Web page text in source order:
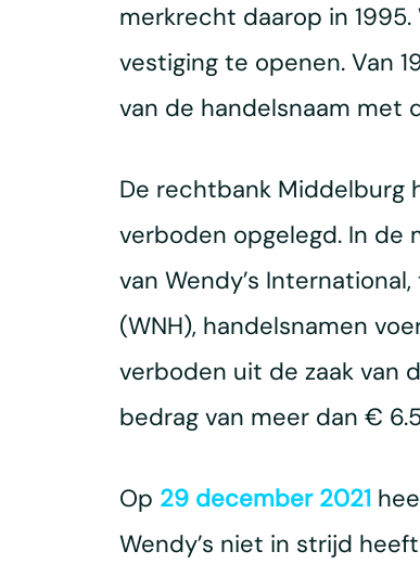
merkrecht daarop in
vestiging te openen. Van
van de handelsnaam met
De rechtbank Middelburg
verboden opgelegd. In
van Wendy’s
(WNH), handelsnamen
verboden uit de zaak van
bedrag van meer dan €
Op 29 december 2021
Wendy’s niet in strijd